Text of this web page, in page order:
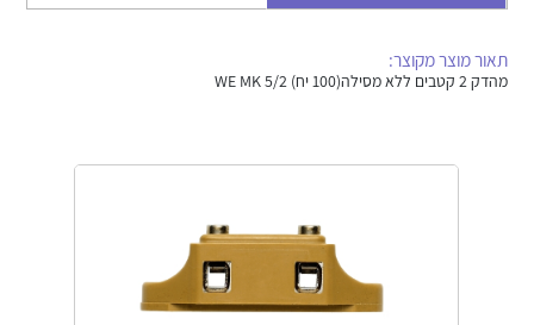
פתרונות וציוד לסביבה נפיצה EX
תאור מוצר מקוצר:
מהדק 2 קטבים ללא מסילה(100 יח) WE MK 5/2